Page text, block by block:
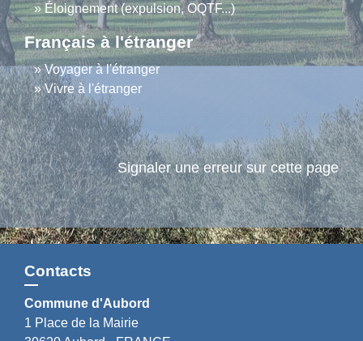
Éloignement (expulsion, OQTF...)
Français à l'étranger
Voyager à l'étranger
Vivre à l'étranger
Signaler une erreur sur cette page
Contacts
Commune d'Aubord
1 Place de la Mairie